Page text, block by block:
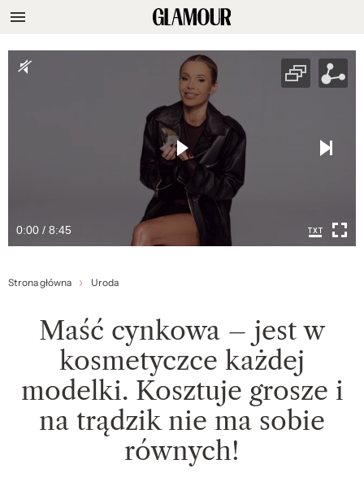
0:00 / 8:45
Strona główna Uroda
Maść cynkowa – jest w
kosmetyczce każdej
modelki. Kosztuje grosze i
na trądzik nie ma sobie
równych!